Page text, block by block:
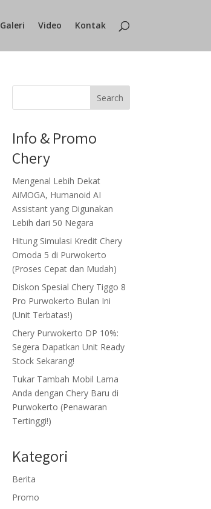
Galeri Video Kontak
Search
Info & Promo
Chery
Mengenal Lebih Dekat
AiMOGA, Humanoid AI
Assistant yang Digunakan
Lebih dari 50 Negara
Hitung Simulasi Kredit Chery
Omoda 5 di Purwokerto
(Proses Cepat dan Mudah)
Diskon Spesial Chery Tiggo 8
Pro Purwokerto Bulan Ini
(Unit Terbatas!)
Chery Purwokerto DP 10%:
Segera Dapatkan Unit Ready
Stock Sekarang!
Tukar Tambah Mobil Lama
Anda dengan Chery Baru di
Purwokerto (Penawaran
Tertinggi!)
Kategori
Berita
Promo